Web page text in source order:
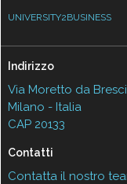
UNIVERSITY2BUSINESS
Indirizzo
Via Moretto da
Milano - Italia
CAP 20133
Contatti
Contatta il nostro